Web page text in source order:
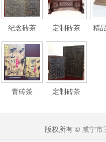
纪念砖茶 定制砖茶 精
青砖茶 定制砖茶
版权所有 © 咸宁市